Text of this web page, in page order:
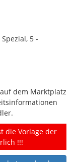
5 -
dem Marktplatz
die Vorlage der
!!!